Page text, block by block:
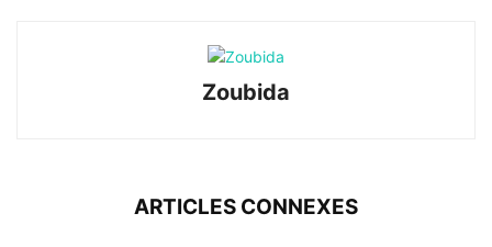
Zoubida
ARTICLES CONNEXES